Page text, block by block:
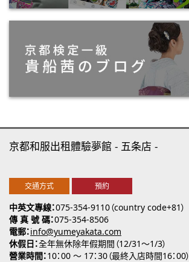
中英文專線 075-354-9110（country code+81）
傳 真 號 碼 075-354-8506
電郵 info@yumeyakata.com
休假日 全年無休除年假期間（12/31～1/3）
營業時間 10：00 ～ 17：30（最終入店時間16：00）
京都和服出租體驗夢館 五条店
交通方式 預約